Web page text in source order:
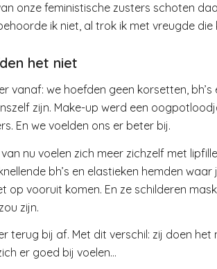
onze feministische zusters schoten
ik niet, al trok ik met vreugde
het niet
vanaf: we hoefden geen korsetten,
zijn. Make-up werd een
En we voelden ons er beter bij.
nu voelen zich meer zichzelf met
bh’s en elastieken hemden
op vooruit komen. En ze schilderen
zijn.
terug bij af. Met dit verschil: zij doen
er goed bij voelen…